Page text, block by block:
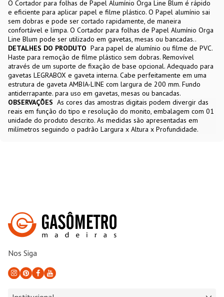
O Cortador para folhas de Papel Alumínio Orga Line Blum é rápido
e eficiente para aplicar papel e filme plástico. O Papel alumínio sai
sem dobras e pode ser cortado rapidamente, de maneira
confortável e limpa. O Cortador para folhas de Papel Alumínio Orga
Line Blum pode ser utilizado em gavetas, mesas ou bancadas..
DETALHES DO PRODUTO Para papel de alumínio ou filme de PVC.
Haste para remoção de filme plástico sem dobras. Removível
através de um suporte de fixação de base opcional. Adequado para
gavetas LEGRABOX e gaveta interna. Cabe perfeitamente em uma
estrutura de gaveta AMBIA-LINE com largura de 200 mm. Fundo
antiderrapante. para uso em gavetas, mesas ou bancadas.
OBSERVAÇÕES As cores das amostras digitais podem divergir das
reais em função do tipo e resolução do monito, embalagem com 01
unidade do produto descrito. As medidas são apresentadas em
milímetros seguindo o padrão Largura x Altura x Profundidade.
Nos Siga